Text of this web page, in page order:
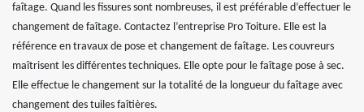
faîtage. Quand les fissures sont nombreuses, il est préférable d’effectuer le
changement de faîtage. Contactez l’entreprise Pro Toiture. Elle est la
référence en travaux de pose et changement de faîtage. Les couvreurs
maîtrisent les différentes techniques. Elle opte pour le faîtage pose à sec.
Elle effectue le changement sur la totalité de la longueur du faîtage avec
changement des tuiles faîtières.